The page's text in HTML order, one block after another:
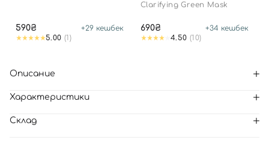
590₴ +29 кешбек
5.00 (1)
Clarifying Green Mask
690₴ +34 кешбек
4.50 (10)
Описание
Характеристики
Склад